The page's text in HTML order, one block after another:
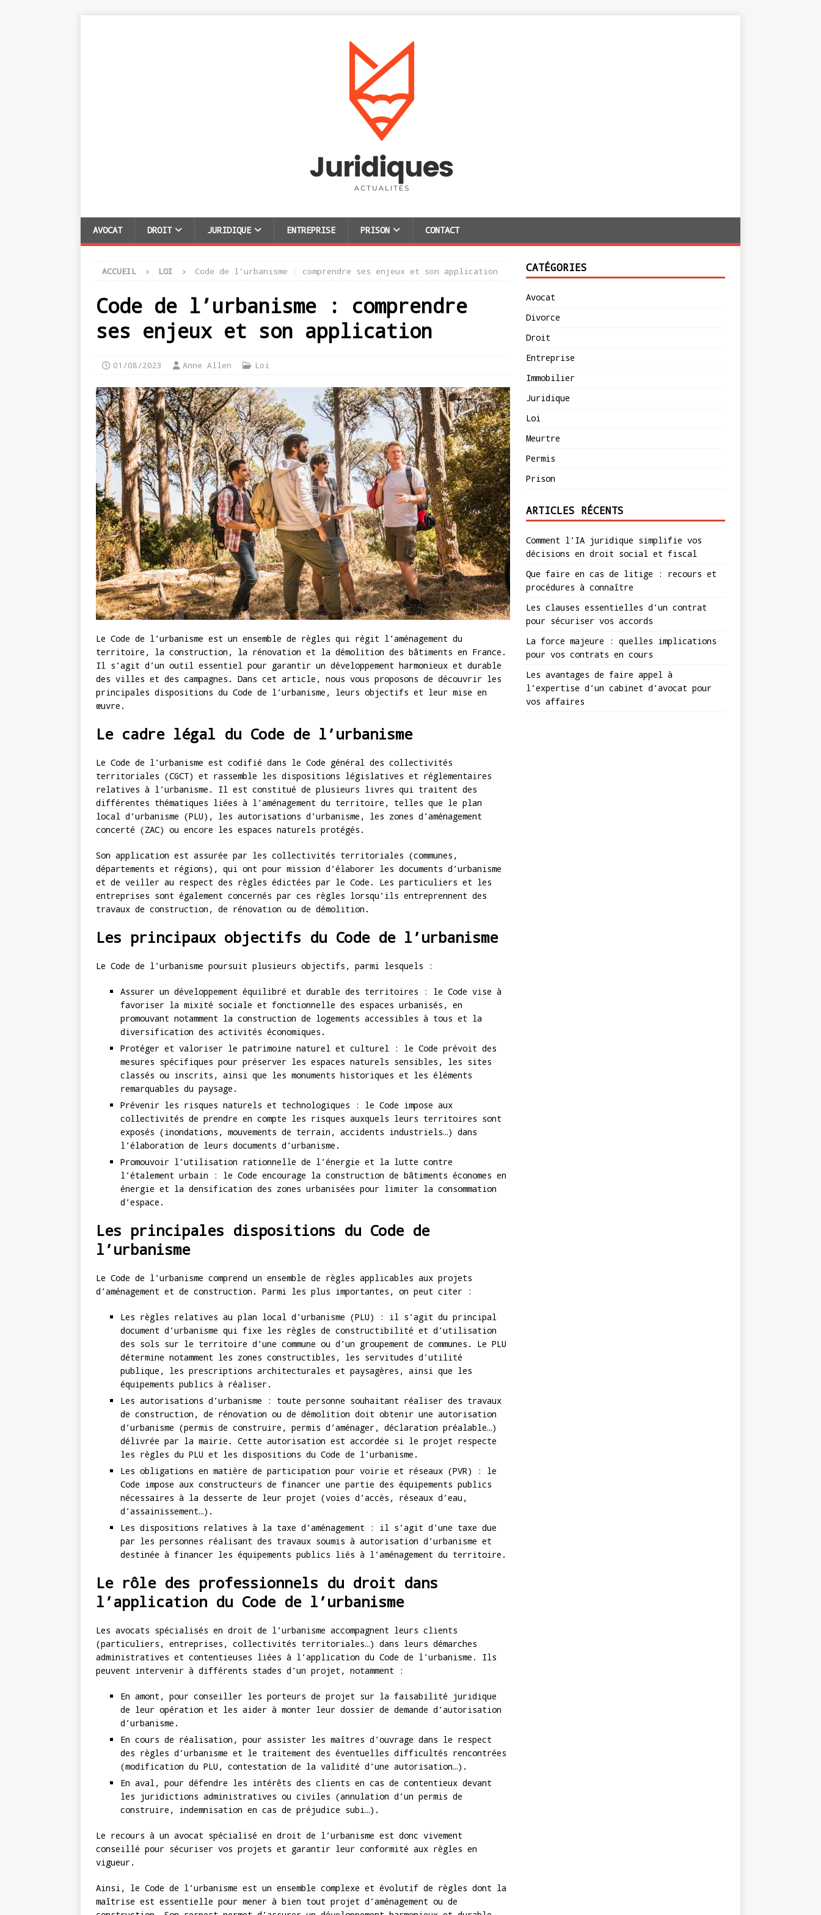
AVOCAT DROIT JURIDIQUE ENTREPRISE PRISON CONTACT
ACCUEIL LOI Code de l’urbanisme : comprendre ses enjeux et son application
Code de l’urbanisme : comprendre
ses enjeux et son application
01/08/2023 Anne Allen Loi
Le Code de l’urbanisme est un ensemble de règles qui régit l’aménagement du
territoire, la construction, la rénovation et la démolition des bâtiments en France.
Il s’agit d’un outil essentiel pour garantir un développement harmonieux et durable
des villes et des campagnes. Dans cet article, nous vous proposons de découvrir les
principales dispositions du Code de l’urbanisme, leurs objectifs et leur mise en
œuvre.
Le cadre légal du Code de l’urbanisme
Le Code de l’urbanisme est codifié dans le Code général des collectivités
territoriales (CGCT) et rassemble les dispositions législatives et réglementaires
relatives à l’urbanisme. Il est constitué de plusieurs livres qui traitent des
différentes thématiques liées à l’aménagement du territoire, telles que le plan
local d’urbanisme (PLU), les autorisations d’urbanisme, les zones d’aménagement
concerté (ZAC) ou encore les espaces naturels protégés.
Son application est assurée par les collectivités territoriales (communes,
départements et régions), qui ont pour mission d’élaborer les documents d’urbanisme
et de veiller au respect des règles édictées par le Code. Les particuliers et les
entreprises sont également concernés par ces règles lorsqu’ils entreprennent des
travaux de construction, de rénovation ou de démolition.
Les principaux objectifs du Code de l’urbanisme
Le Code de l’urbanisme poursuit plusieurs objectifs, parmi lesquels :
Assurer un développement équilibré et durable des territoires : le Code vise à
favoriser la mixité sociale et fonctionnelle des espaces urbanisés, en
promouvant notamment la construction de logements accessibles à tous et la
diversification des activités économiques.
Protéger et valoriser le patrimoine naturel et culturel : le Code prévoit des
mesures spécifiques pour préserver les espaces naturels sensibles, les sites
classés ou inscrits, ainsi que les monuments historiques et les éléments
remarquables du paysage.
Prévenir les risques naturels et technologiques : le Code impose aux
collectivités de prendre en compte les risques auxquels leurs territoires sont
exposés (inondations, mouvements de terrain, accidents industriels…) dans
l’élaboration de leurs documents d’urbanisme.
Promouvoir l’utilisation rationnelle de l’énergie et la lutte contre
l’étalement urbain : le Code encourage la construction de bâtiments économes en
énergie et la densification des zones urbanisées pour limiter la consommation
d’espace.
Les principales dispositions du Code de
l’urbanisme
Le Code de l’urbanisme comprend un ensemble de règles applicables aux projets
d’aménagement et de construction. Parmi les plus importantes, on peut citer :
Les règles relatives au plan local d’urbanisme (PLU) : il s’agit du principal
document d’urbanisme qui fixe les règles de constructibilité et d’utilisation
des sols sur le territoire d’une commune ou d’un groupement de communes. Le PLU
détermine notamment les zones constructibles, les servitudes d’utilité
publique, les prescriptions architecturales et paysagères, ainsi que les
équipements publics à réaliser.
Les autorisations d’urbanisme : toute personne souhaitant réaliser des travaux
de construction, de rénovation ou de démolition doit obtenir une autorisation
d’urbanisme (permis de construire, permis d’aménager, déclaration préalable…)
délivrée par la mairie. Cette autorisation est accordée si le projet respecte
les règles du PLU et les dispositions du Code de l’urbanisme.
Les obligations en matière de participation pour voirie et réseaux (PVR) : le
Code impose aux constructeurs de financer une partie des équipements publics
nécessaires à la desserte de leur projet (voies d’accès, réseaux d’eau,
d’assainissement…).
Les dispositions relatives à la taxe d’aménagement : il s’agit d’une taxe due
par les personnes réalisant des travaux soumis à autorisation d’urbanisme et
destinée à financer les équipements publics liés à l’aménagement du territoire.
Le rôle des professionnels du droit dans
l’application du Code de l’urbanisme
Les avocats spécialisés en droit de l’urbanisme accompagnent leurs clients
(particuliers, entreprises, collectivités territoriales…) dans leurs démarches
administratives et contentieuses liées à l’application du Code de l’urbanisme. Ils
peuvent intervenir à différents stades d’un projet, notamment :
En amont, pour conseiller les porteurs de projet sur la faisabilité juridique
de leur opération et les aider à monter leur dossier de demande d’autorisation
d’urbanisme.
En cours de réalisation, pour assister les maîtres d’ouvrage dans le respect
des règles d’urbanisme et le traitement des éventuelles difficultés rencontrées
(modification du PLU, contestation de la validité d’une autorisation…).
En aval, pour défendre les intérêts des clients en cas de contentieux devant
les juridictions administratives ou civiles (annulation d’un permis de
construire, indemnisation en cas de préjudice subi…).
Le recours à un avocat spécialisé en droit de l’urbanisme est donc vivement
conseillé pour sécuriser vos projets et garantir leur conformité aux règles en
vigueur.
Ainsi, le Code de l’urbanisme est un ensemble complexe et évolutif de règles dont la
maîtrise est essentielle pour mener à bien tout projet d’aménagement ou de
CATÉGORIES
Avocat
Divorce
Droit
Entreprise
Immobilier
Juridique
Loi
Meurtre
Permis
Prison
ARTICLES RÉCENTS
Comment l’IA juridique simplifie vos
décisions en droit social et fiscal
Que faire en cas de litige : recours et
procédures à connaître
Les clauses essentielles d’un contrat
pour sécuriser vos accords
La force majeure : quelles implications
pour vos contrats en cours
Les avantages de faire appel à
l’expertise d’un cabinet d’avocat pour
vos affaires